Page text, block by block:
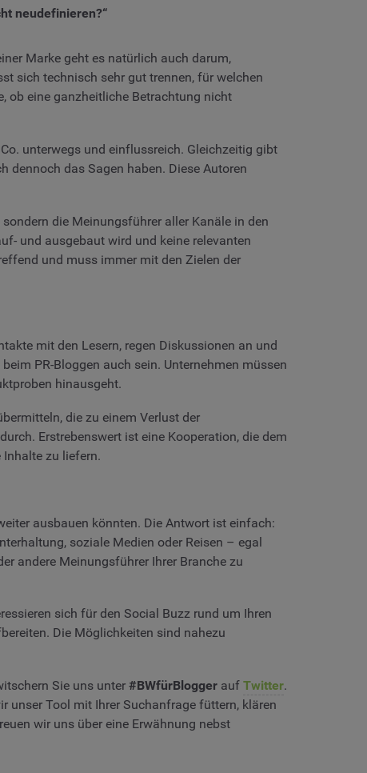
neudefinieren?“
Marke geht es natürlich auch darum,
sich technisch sehr gut trennen, für welchen
ob eine ganzheitliche Betrachtung nicht
unterwegs und einflussreich. Gleichzeitig gibt
dennoch das Sagen haben. Diese Autoren
die Meinungsführer aller Kanäle in den
und ausgebaut wird und keine relevanten
und muss immer mit den Zielen der
mit den Lesern, regen Diskussionen an und
PR-Bloggen auch sein. Unternehmen müssen
hinausgeht.
die zu einem Verlust der
Erstrebenswert ist eine Kooperation, die dem
zu liefern.
ausbauen könnten. Die Antwort ist einfach:
soziale Medien oder Reisen – egal
andere Meinungsführer Ihrer Branche zu
sich für den Social Buzz rund um Ihren
Die Möglichkeiten sind nahezu
Sie uns unter #BWfürBlogger auf Twitter.
unser Tool mit Ihrer Suchanfrage füttern, klären
wir uns über eine Erwähnung nebst